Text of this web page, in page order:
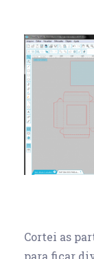
Cortei as
para ficar